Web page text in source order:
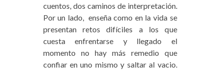
cuentos, dos caminos de interpretación.
Por un lado, enseña como en la vida se
presentan retos difíciles a los que
cuesta enfrentarse y llegado el
momento no hay más remedio que
confiar en uno mismo y saltar al vacio.